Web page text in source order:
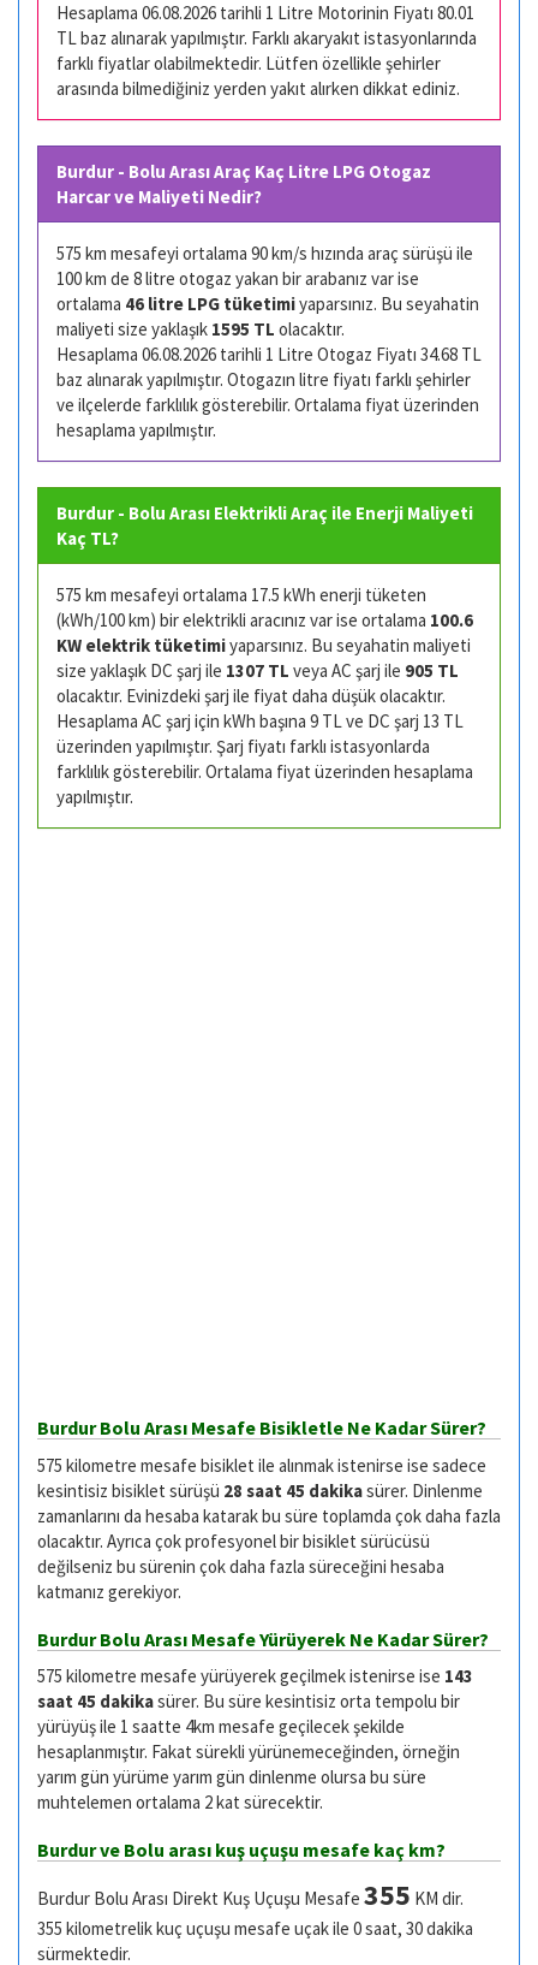
Hesaplama 06.08.2026 tarihli 1 Litre Motorinin Fiyatı 80.01
TL baz alınarak yapılmıştır. Farklı akaryakıt istasyonlarında
farklı fiyatlar olabilmektedir. Lütfen özellikle şehirler
arasında bilmediğiniz yerden yakıt alırken dikkat ediniz.
Burdur - Bolu Arası Araç Kaç Litre LPG Otogaz
Harcar ve Maliyeti Nedir?
575 km mesafeyi ortalama 90 km/s hızında araç sürüşü ile
100 km de 8 litre otogaz yakan bir arabanız var ise
ortalama 46 litre LPG tüketimiyaparsınız. Bu seyahatin
maliyeti size yaklaşık 1595 TL olacaktır.
Hesaplama 06.08.2026 tarihli 1 Litre Otogaz Fiyatı 34.68 TL
baz alınarak yapılmıştır. Otogazın litre fiyatı farklı şehirler
ve ilçelerde farklılık gösterebilir. Ortalama fiyat üzerinden
hesaplama yapılmıştır.
Burdur - Bolu Arası Elektrikli Araç ile Enerji Maliyeti
Kaç TL?
575 km mesafeyi ortalama 17.5 kWh enerji tüketen
(kWh/100 km) bir elektrikli aracınız var ise ortalama 100.6
KW elektrik tüketimiyaparsınız. Bu seyahatin maliyeti
size yaklaşık DC şarj ile 1307 TL veya AC şarj ile 905 TL
olacaktır. Evinizdeki şarj ile fiyat daha düşük olacaktır.
Hesaplama AC şarj için kWh başına 9 TL ve DC şarj 13 TL
üzerinden yapılmıştır. Şarj fiyatı farklı istasyonlarda
farklılık gösterebilir. Ortalama fiyat üzerinden hesaplama
yapılmıştır.
Burdur Bolu Arası Mesafe Bisikletle Ne Kadar Sürer?
575 kilometre mesafe bisiklet ile alınmak istenirse ise sadece
kesintisiz bisiklet sürüşü 28 saat 45 dakikasürer. Dinlenme
zamanlarını da hesaba katarak bu süre toplamda çok daha fazla
olacaktır. Ayrıca çok profesyonel bir bisiklet sürücüsü
değilseniz bu sürenin çok daha fazla süreceğini hesaba
katmanız gerekiyor.
Burdur Bolu Arası Mesafe Yürüyerek Ne Kadar Sürer?
575 kilometre mesafe yürüyerek geçilmek istenirse ise 143
saat 45 dakikasürer. Bu süre kesintisiz orta tempolu bir
yürüyüş ile 1 saatte 4km mesafe geçilecek şekilde
hesaplanmıştır. Fakat sürekli yürünemeceğinden, örneğin
yarım gün yürüme yarım gün dinlenme olursa bu süre
muhtelemen ortalama 2 kat sürecektir.
Burdur ve Bolu arası kuş uçuşu mesafe kaç km?
Burdur Bolu Arası Direkt Kuş Uçuşu Mesafe 355 KM dir.
355 kilometrelik kuç uçuşu mesafe uçak ile 0 saat, 30 dakika
sürmektedir.